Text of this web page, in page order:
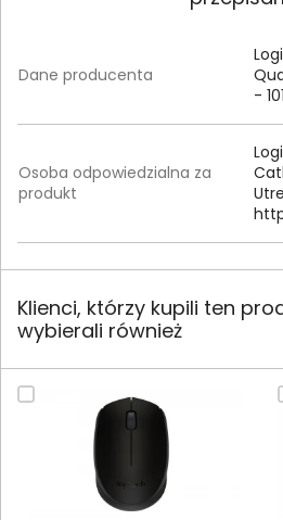
Dane producenta
-
Osoba odpowiedzialna za
produkt
Klienci, którzy kupili ten
wybierali również